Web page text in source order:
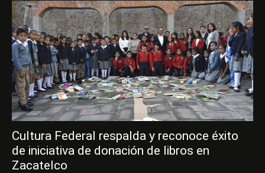
Cultura Federal respalda y reconoce éxito
de iniciativa de donación de libros en
Zacatelco